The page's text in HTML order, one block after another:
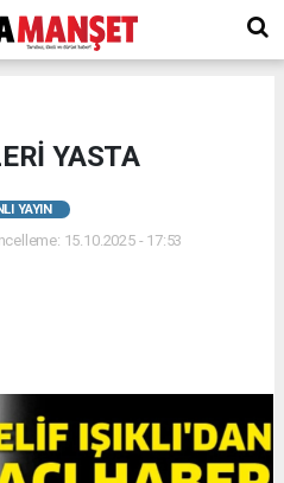
YASTA
YAYIN
15.10.2025 - 17:53